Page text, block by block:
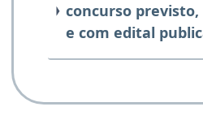
concurso
e com edital